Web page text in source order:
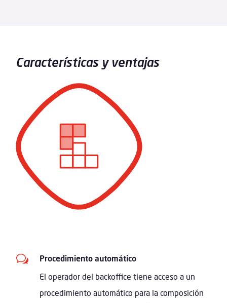
Características y ventajas
w
Procedimiento automático
El operador del backoffice tiene acceso a un
procedimiento automático para la composición